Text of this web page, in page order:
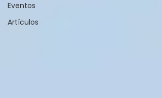
Eventos
Artículos